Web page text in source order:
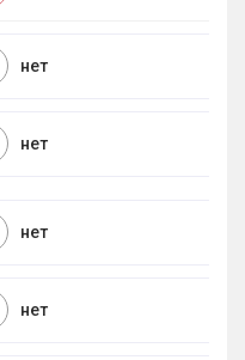
нет
нет
нет
нет